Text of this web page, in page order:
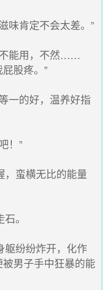
味肯定不会太差。”
能用，不然……
股疼。”
一的好，温养好指
！”
蛮横无比的能量
。
纷纷炸开，化作
男子手中狂暴的能